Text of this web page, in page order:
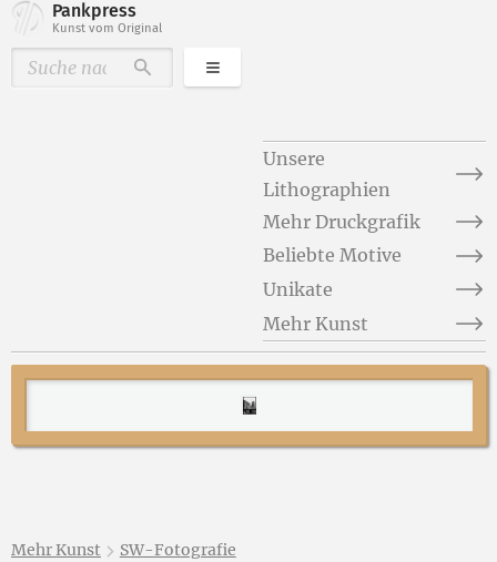
Pankpress
Kunst vom Original
DurchsuchenKategorien
Unsere
Lithographien
Mehr Druckgrafik
Beliebte Motive
Unikate
Mehr Kunst
Mehr Kunst SW-Fotografie